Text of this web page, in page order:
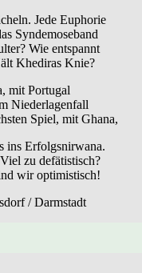
Jede Euphorie
Syndemoseband
Wie entspannt
Khediras Knie?
mit Portugal
Niederlagenfall
Spiel, mit Ghana,
ins Erfolgsnirwana.
zu defätistisch?
wir optimistisch!
/ Darmstadt